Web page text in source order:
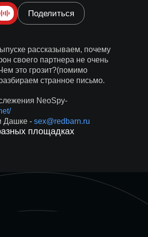
Поделиться
рассказываем, почему
своего партнера не очень
это грозит?(помимо
странное письмо.
NeoSpy-
Дашке - sex@redbarn.ru
площадках